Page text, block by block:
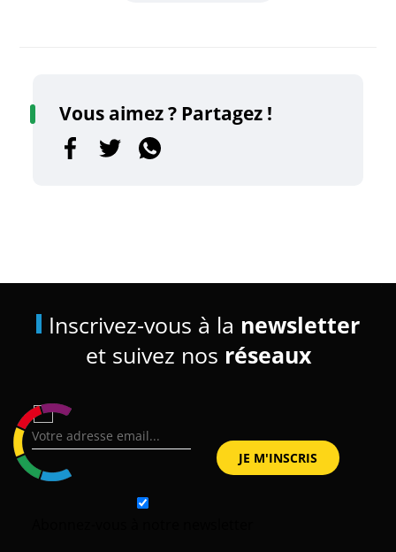
Vous aimez ? Partagez !
Inscrivez-vous à la newsletter
et suivez nos réseaux